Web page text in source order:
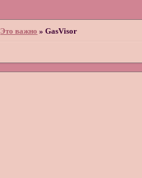
Это важно »GasVisor